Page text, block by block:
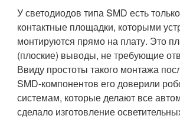
У светодиодов типа SMD есть
контактные площадки, которыми
монтируются прямо на плату. Это
(плоские) выводы, не требующие
Ввиду простоты такого монтажа
SMD-компонентов его доверили
системам, которые делают все
сделало изготовление